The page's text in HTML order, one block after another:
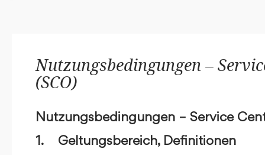
Nutzungsbedingungen –
(SCO)
Nutzungsbedingungen – Service
1. Geltungsbereich, Definitionen